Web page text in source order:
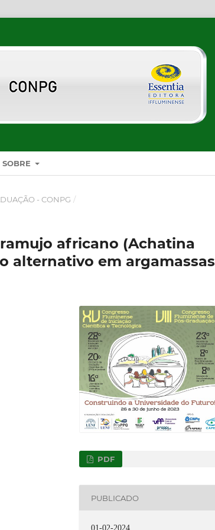
SOBRE
- CONPG /
africano (Achatina
alternativo em argamassas
PDF
PUBLICADO
01-02-2024